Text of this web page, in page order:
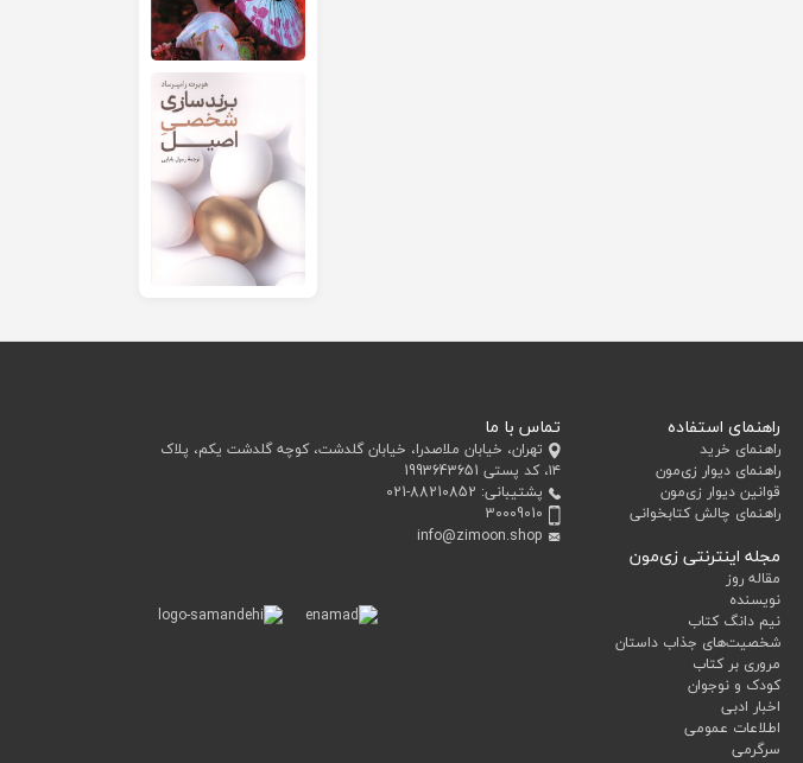
راهنمای استفاده
راهنمای خرید
راهنمای دیوار زی‌مون
قوانین دیوار زی‌مون
راهنمای چالش کتابخوانی
مجله اینترنتی زی‌مون
مقاله روز
نویسنده
نیم دانگ کتاب
شخصیت‌های جذاب داستان
مروری بر کتاب
کودک و نوجوان
اخبار ادبی
اطلاعات عمومی
سرگرمی
تماس با ما
تهران، خیابان ملاصدرا، خیابان گلدشت، کوچه گلدشت یکم، پلاک
۱۴، کد پستی 1993643651
پشتیبانی: 021-88210852
30009010
info@zimoon.shop